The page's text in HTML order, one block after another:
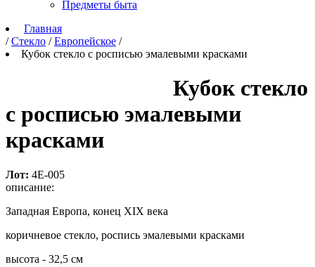
Предметы быта
Главная
/ Стекло / Европейское /
Кубок стекло с росписью эмалевыми красками
Кубок стекло
с росписью эмалевыми
красками
Лот: 4Е-005
описание:
Западная Европа, конец XIX века
коричневое стекло, роспись эмалевыми красками
высота - 32,5 см